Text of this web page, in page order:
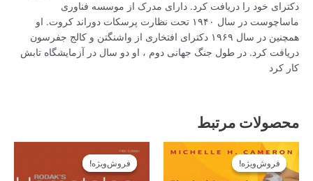
دکترای خود را دریافت کرد. دارای مدرک از موسسه فناوری
ماساچوست در سال ۱۹۴۰ تحت نظارت پرسکات دوراند کروت. او
همچنین در سال ۱۹۶۹ دکترای افتخاری از واشنگتن و کالج جفرسون
دریافت کرد. در طول جنگ جهانی دوم ، او دو سال در آزمایشگاه تابش
کار کرد
محصولات مرتبط
فروش‌ویژه!
فروش‌ویژه!
اصلی
فعلی
فروش‌ویژه!
فروش‌ویژه!
اصلی